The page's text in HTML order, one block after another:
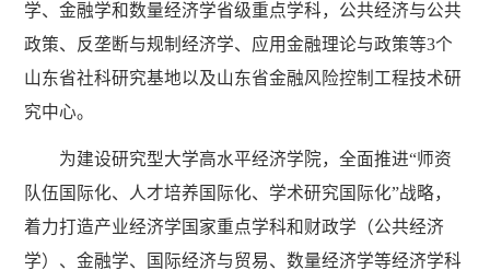
学、金融学和数量经济学省级重点学科，公共经济与公共
政策、反垄断与规制经济学、应用金融理论与政策等3个
山东省社科研究基地以及山东省金融风险控制工程技术研
究中心。
为建设研究型大学高水平经济学院，全面推进“师资
队伍国际化、人才培养国际化、学术研究国际化”战略，
着力打造产业经济学国家重点学科和财政学（公共经济
学）、金融学、国际经济与贸易、数量经济学等经济学科